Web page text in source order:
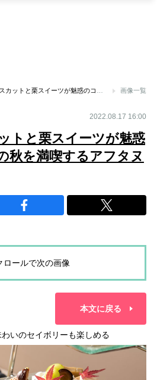
画像一覧
2022.08.17 16:00
トと栗スイーツが魅惑
秋を満喫するアフタヌ
ロールで次の画像
本文に戻る
いのセイボリーも楽しめる